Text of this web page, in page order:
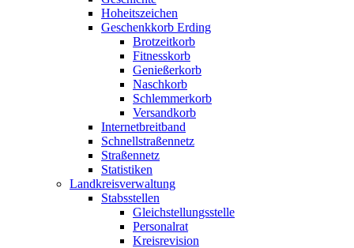
Hoheitszeichen
Geschenkkorb Erding
Brotzeitkorb
Fitnesskorb
Genießerkorb
Naschkorb
Schlemmerkorb
Versandkorb
Internetbreitband
Schnellstraßennetz
Straßennetz
Statistiken
Landkreisverwaltung
Stabsstellen
Gleichstellungsstelle
Personalrat
Kreisrevision